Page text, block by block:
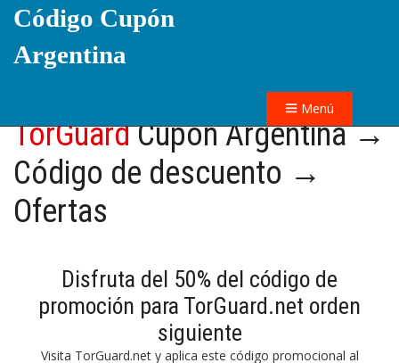
Código Cupón
Argentina
Menú
TorGuardCupón Argentina →
Código de descuento →
Ofertas
Disfruta del 50% del código de
promoción para TorGuard.net orden
siguiente
Visita TorGuard.net y aplica este código promocional al